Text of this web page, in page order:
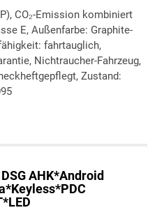
CO₂-Emission kombiniert
E, Außenfarbe: Graphite-
fahrtauglich,
Nichtraucher-Fahrzeug,
Zustand:
drucken
AHK*Android